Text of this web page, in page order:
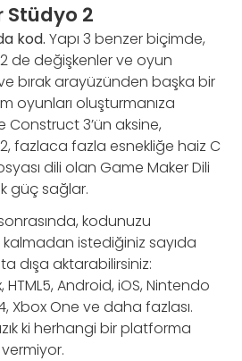
Stüdyo 2
kod. Yapı 3 benzer biçimde,
de değişkenler ve oyun
bırak arayüzünden başka bir
oyunları oluşturmanıza
Construct 3’ün aksine,
fazlaca fazla esnekliğe haiz C
dili olan Game Maker Dili
güç sağlar.
kodunuzu
istediğiniz sayıda
dışa aktarabilirsiniz:
HTML5, Android, iOS, Nintendo
Xbox One ve daha fazlası.
ki herhangi bir platforma